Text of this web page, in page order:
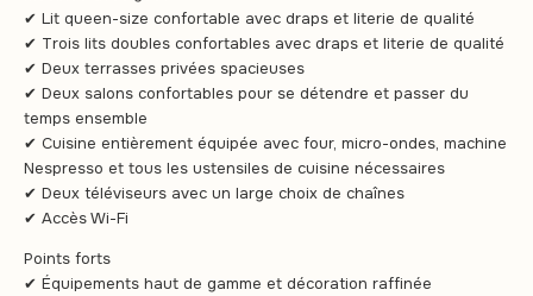
✔ Lit queen-size confortable avec draps et literie de qualité
✔ Trois lits doubles confortables avec draps et literie de qualité
✔ Deux terrasses privées spacieuses
✔ Deux salons confortables pour se détendre et passer du
temps ensemble
✔ Cuisine entièrement équipée avec four, micro-ondes, machine
Nespresso et tous les ustensiles de cuisine nécessaires
✔ Deux téléviseurs avec un large choix de chaînes
✔ Accès Wi-Fi
Points forts
✔ Équipements haut de gamme et décoration raffinée